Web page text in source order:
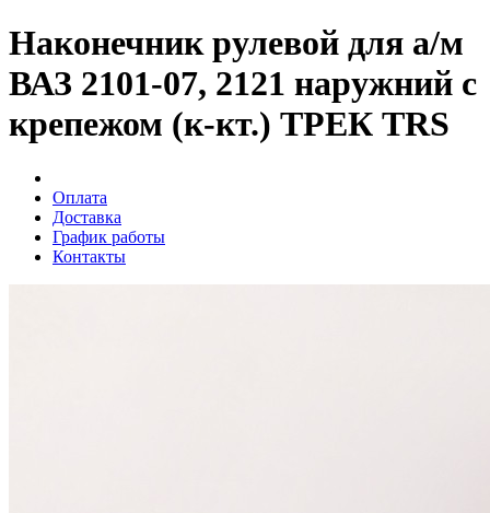
Наконечник рулевой для а/м
ВАЗ 2101-07, 2121 наружний с
крепежом (к-кт.) ТРЕК TRS
Оплата
Доставка
График работы
Контакты